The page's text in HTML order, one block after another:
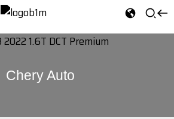
Chery Auto